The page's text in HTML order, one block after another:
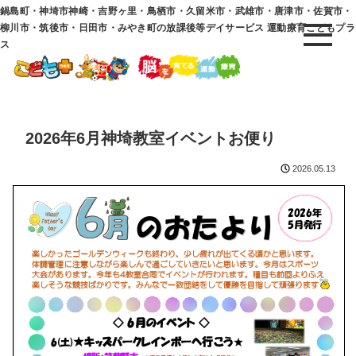
鍋島町・神埼市神崎・吉野ヶ里・鳥栖市・久留米市・武雄市・唐津市・佐賀市・
柳川市・筑後市・日田市・みやき町の放課後等デイサービス 運動療育こどもプラ
ス
2026年6月神埼教室イベントお便り
2026.05.13